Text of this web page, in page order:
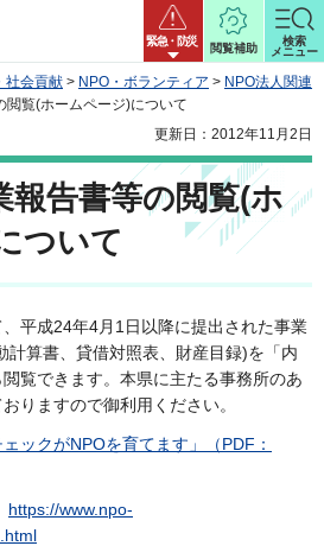
緊急・防災
閲覧補助
検索
メニュー
社会貢献 > NPO・ボランティア > NPO法人関連
閲覧(ホームページ)について
更新日：2012年11月2日
報告書等の閲覧(ホ
ついて
平成24年4月1日以降に提出された事業
計算書、貸借対照表、財産目録)を「内
覧できます。本県に主たる事務所のあ
りますので御利用ください。
ェックがNPOを育てます」（PDF：
https://www.npo-